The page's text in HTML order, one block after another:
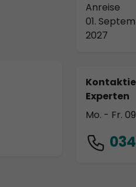
Anreise
01.
2027
Experten
Mo. - Fr.